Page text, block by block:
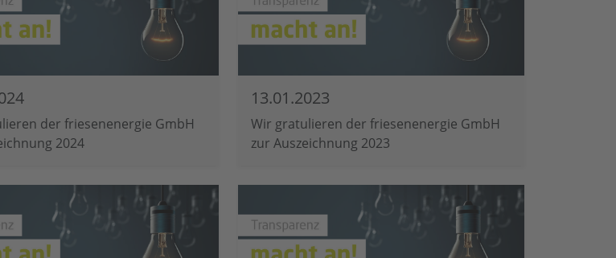
der friesenenergie GmbH
2024
13.01.2023
Wir gratulieren der friesenenergie GmbH
zur Auszeichnung 2023